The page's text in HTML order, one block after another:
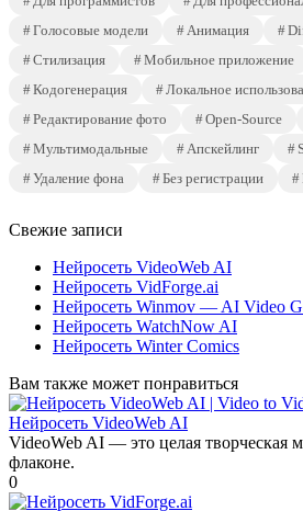
Голосовые модели
Анимация
Стилизация
Мобильное приложение
Кодогенерация
Локальное
Редактирование фото
Open-Source
Мультимодальные
Апскейлинг
Удаление фона
Без регистрации
Свежие записи
Нейросеть VideoWeb AI
Нейросеть VidForge.ai
Нейросеть Winmov — AI Video
Нейросеть WatchNow AI
Нейросеть Winter Comics
Вам также может понравиться
Нейросеть VideoWeb AI
VideoWeb AI — это целая творческая
флаконе.
0